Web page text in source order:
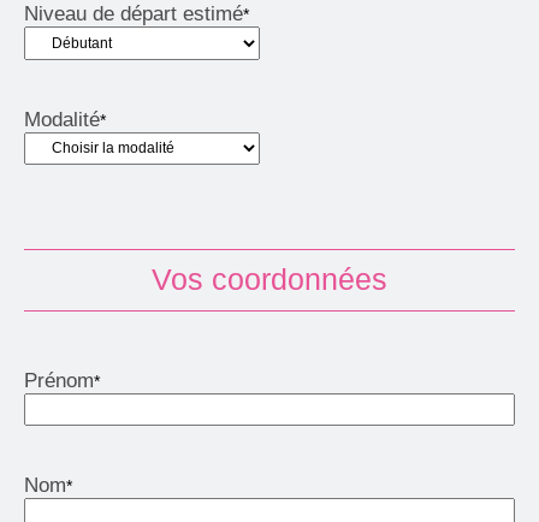
Niveau de départ estimé*
Modalité*
Vos coordonnées
Prénom*
Nom*